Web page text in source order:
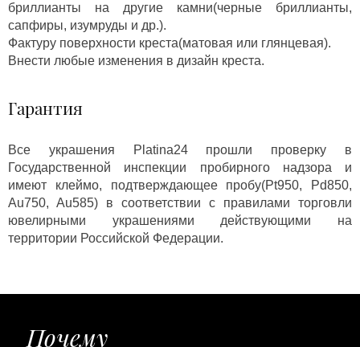
бриллианты на другие камни(черные бриллианты,
сапфиры, изумруды и др.).
Фактуру поверхности креста(матовая или глянцевая).
Внести любые изменения в дизайн креста.
Гарантия
Все украшения Platina24 прошли проверку в
Государственной инспекции пробирного надзора и
имеют клеймо, подтверждающее пробу(Pt950, Pd850,
Au750, Au585) в соответствии с правилами торговли
ювелирными украшениями действующими на
территории Российской Федерации.
Почему